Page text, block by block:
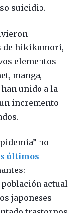
suicidio.
de hikikomori,
elementos
manga,
unido a la
incremento
no
últimos
actual
japoneses